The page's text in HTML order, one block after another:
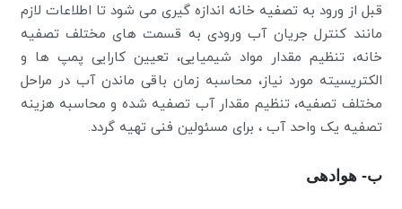
قبل از ورود به تصفیه خانه اندازه گیری می شود تا اطلاعات لازم
مانند کنترل جریان آب ورودی به قسمت های مختلف تصفیه
خانه، تنظیم مقدار مواد شیمیایی، تعیین کارایی پمپ ها و
الکتریسیته مورد نیاز، محاسبه زمان باقی ماندن آب در مراحل
مختلف تصفیه، تنظیم مقدار آب تصفیه شده و محاسبه هزینه
تصفیه یک واحد آب ، برای مسئولین فنی تهیه گردد.
ب- هوادهی